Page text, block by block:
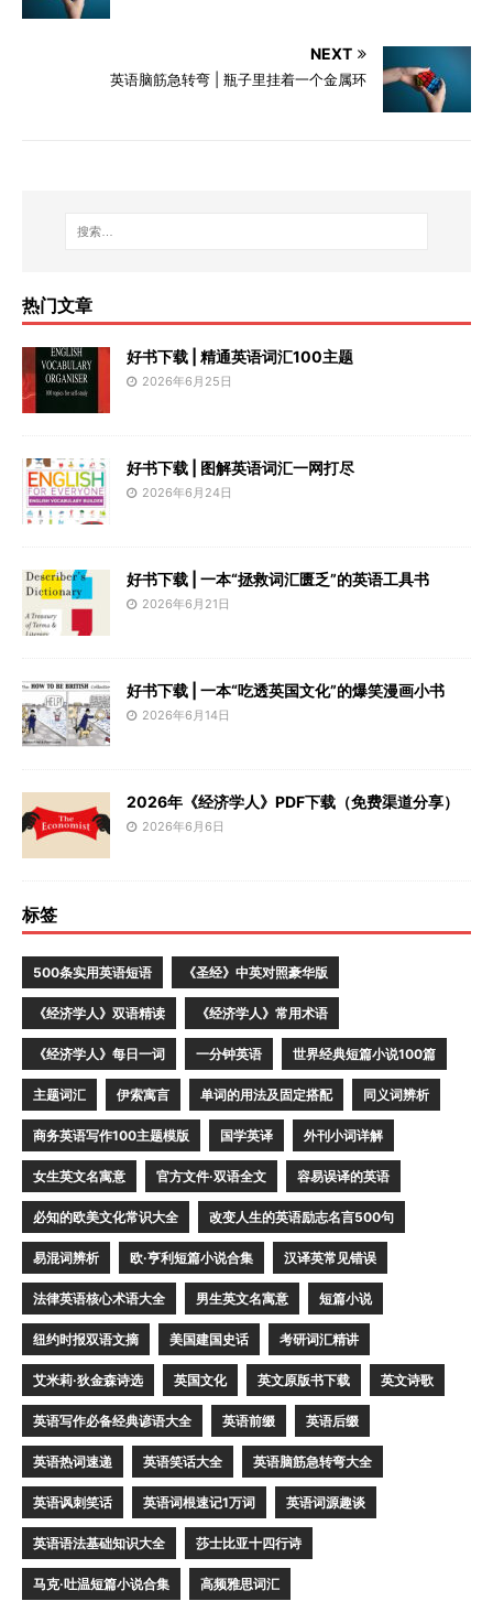
NEXT
英语脑筋急转弯 | 瓶子里挂着一个金属环
热门文章
好书下载 | 精通英语词汇100主题
2026年6月25日
好书下载 | 图解英语词汇一网打尽
2026年6月24日
好书下载 | 一本“拯救词汇匮乏”的英语工具书
2026年6月21日
好书下载 | 一本“吃透英国文化”的爆笑漫画小书
2026年6月14日
2026年《经济学人》PDF下载（免费渠道分享）
2026年6月6日
标签
500条实用英语短语 《圣经》中英对照豪华版
《经济学人》双语精读 《经济学人》常用术语
《经济学人》每日一词 一分钟英语 世界经典短篇小说100篇
主题词汇 伊索寓言 单词的用法及固定搭配 同义词辨析
商务英语写作100主题模版 国学英译 外刊小词详解
女生英文名寓意 官方文件·双语全文 容易误译的英语
必知的欧美文化常识大全 改变人生的英语励志名言500句
易混词辨析 欧·亨利短篇小说合集 汉译英常见错误
法律英语核心术语大全 男生英文名寓意 短篇小说
纽约时报双语文摘 美国建国史话 考研词汇精讲
艾米莉·狄金森诗选 英国文化 英文原版书下载 英文诗歌
英语写作必备经典谚语大全 英语前缀 英语后缀
英语热词速递 英语笑话大全 英语脑筋急转弯大全
英语讽刺笑话 英语词根速记1万词 英语词源趣谈
英语语法基础知识大全 莎士比亚十四行诗
马克·吐温短篇小说合集 高频雅思词汇